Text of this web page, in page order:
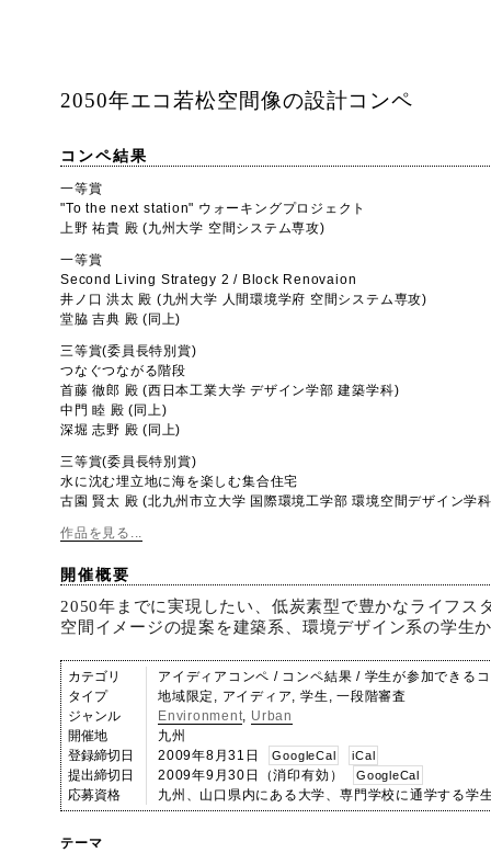
2050年エコ若松空間像の設計コンペ
コンペ結果
一等賞
"To the next station" ウォーキングプロジェクト
上野 祐貴 殿 (九州大学 空間システム専攻)
一等賞
Second Living Strategy 2 / Block Renovaion
井ノ口 洪太 殿 (九州大学 人間環境学府 空間システム専攻)
堂脇 吉典 殿 (同上)
三等賞(委員長特別賞)
つなぐつながる階段
首藤 徹郎 殿 (西日本工業大学 デザイン学部 建築学科)
中門 睦 殿 (同上)
深堀 志野 殿 (同上)
三等賞(委員長特別賞)
水に沈む埋立地に海を楽しむ集合住宅
古園 賢太 殿 (北九州市立大学 国際環境工学部 環境空間デザイン学
作品を見る...
開催概要
2050年までに実現したい、低炭素型で豊かなライフス
空間イメージの提案を建築系、環境デザイン系の学生
カテゴリ
アイディアコンペ / コンペ結果 / 学生が参加できる
タイプ
地域限定, アイディア, 学生, 一段階審査
ジャンル
Environment, Urban
開催地
九州
登録締切日
2009年8月31日 GoogleCal iCal
提出締切日 2009年9月30日（消印有効） GoogleCal
応募資格 九州、山口県内にある大学、専門学校に通学する学
テーマ